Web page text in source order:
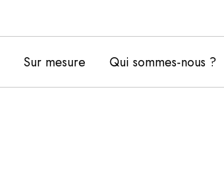
Sur mesure Qui sommes-nous ?